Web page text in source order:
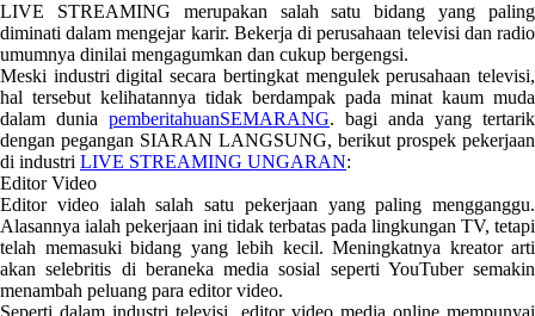
LIVE STREAMING merupakan salah satu bidang yang paling
diminati dalam mengejar karir. Bekerja di perusahaan televisi dan radio
umumnya dinilai mengagumkan dan cukup bergengsi.
Meski industri digital secara bertingkat mengulek perusahaan televisi,
hal tersebut kelihatannya tidak berdampak pada minat kaum muda
dalam dunia pemberitahuanSEMARANG. bagi anda yang tertarik
dengan pegangan SIARAN LANGSUNG, berikut prospek pekerjaan
di industri LIVE STREAMING UNGARAN:
Editor Video
Editor video ialah salah satu pekerjaan yang paling mengganggu.
Alasannya ialah pekerjaan ini tidak terbatas pada lingkungan TV, tetapi
telah memasuki bidang yang lebih kecil. Meningkatnya kreator arti
akan selebritis di beraneka media sosial seperti YouTuber semakin
menambah peluang para editor video.
Seperti dalam industri televisi, editor video media online mempunyai